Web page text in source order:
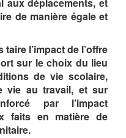
aux déplacements, et
de manière égale et
l’impact de l’offre
sur le choix du lieu
de vie scolaire,
vie au travail, et sur
par l’impact
faits en matière de